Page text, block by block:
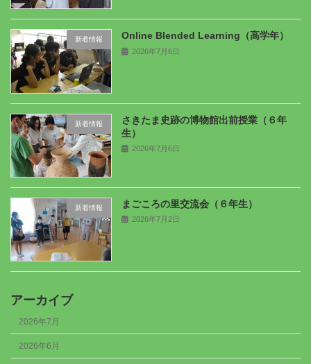
新着情報 Online Blended Learning（高学年）
2026年7月6日
新着情報
さきたま史跡の博物館出前授業（６年
生）
2026年7月6日
新着情報 まごころの里交流会（６年生）
2026年7月2日
アーカイブ
2026年7月
2026年6月